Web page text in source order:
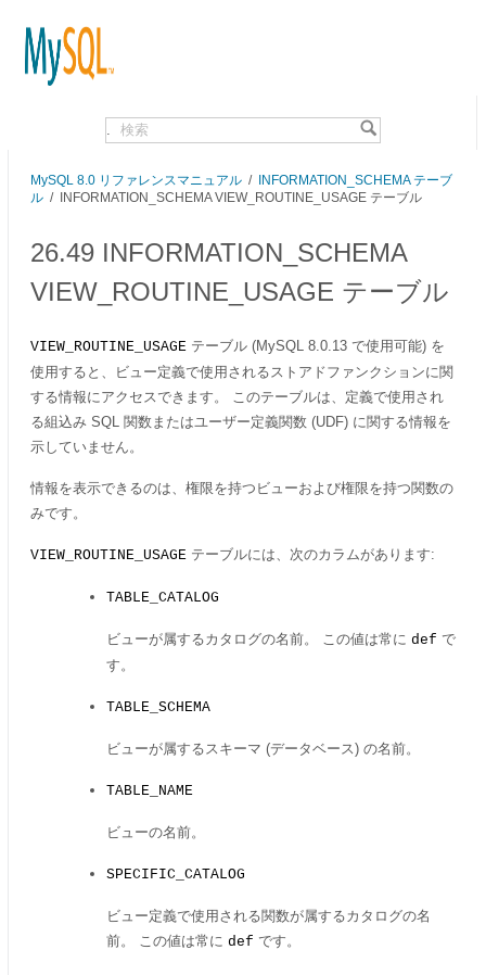
MySQL 8.0 リファレンスマニュアル / INFORMATION_SCHEMA テーブ
ル / INFORMATION_SCHEMA VIEW_ROUTINE_USAGE テーブル
26.49 INFORMATION_SCHEMA
VIEW_ROUTINE_USAGE テーブル
VIEW_ROUTINE_USAGE テーブル (MySQL 8.0.13 で使用可能) を
使用すると、ビュー定義で使用されるストアドファンクションに関
する情報にアクセスできます。 このテーブルは、定義で使用され
る組込み SQL 関数またはユーザー定義関数 (UDF) に関する情報を
示していません。
情報を表示できるのは、権限を持つビューおよび権限を持つ関数の
みです。
VIEW_ROUTINE_USAGE テーブルには、次のカラムがあります:
TABLE_CATALOG
ビューが属するカタログの名前。 この値は常に def で
す。
TABLE_SCHEMA
ビューが属するスキーマ (データベース) の名前。
TABLE_NAME
ビューの名前。
SPECIFIC_CATALOG
ビュー定義で使用される関数が属するカタログの名
前。 この値は常に def です。